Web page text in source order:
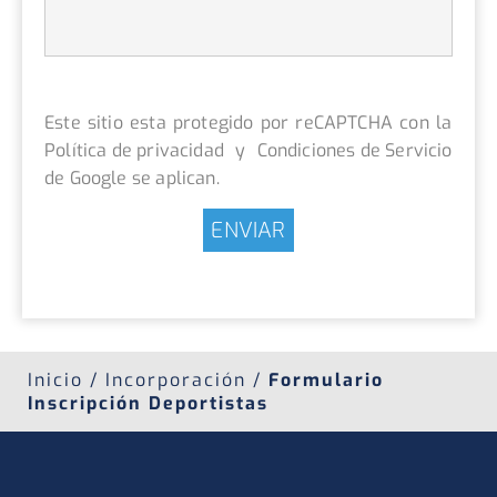
Política de privacidad y Condiciones de Servicio
de Google se aplican.
ENVIAR
Inicio / Incorporación / Formulario
Inscripción Deportistas